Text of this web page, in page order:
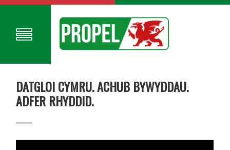
DATGLOI CYMRU. ACHUB BYWYDDAU.
ADFER RHYDDID.